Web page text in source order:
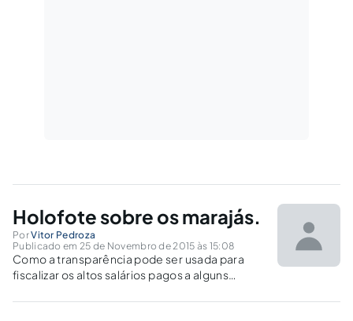
Holofote sobre os marajás.
PorVitor Pedroza
Publicado em 25 de Novembro de 2015 às 15:08
Como a transparência pode ser usada para
fiscalizar os altos salários pagos a alguns
constitucional (Art. 37, XI - CF).